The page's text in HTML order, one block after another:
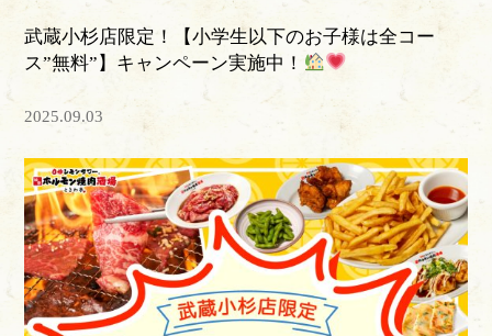
武蔵小杉店限定！【小学生以下のお子様は全コー
ス”無料”】キャンペーン実施中！
2025.09.03